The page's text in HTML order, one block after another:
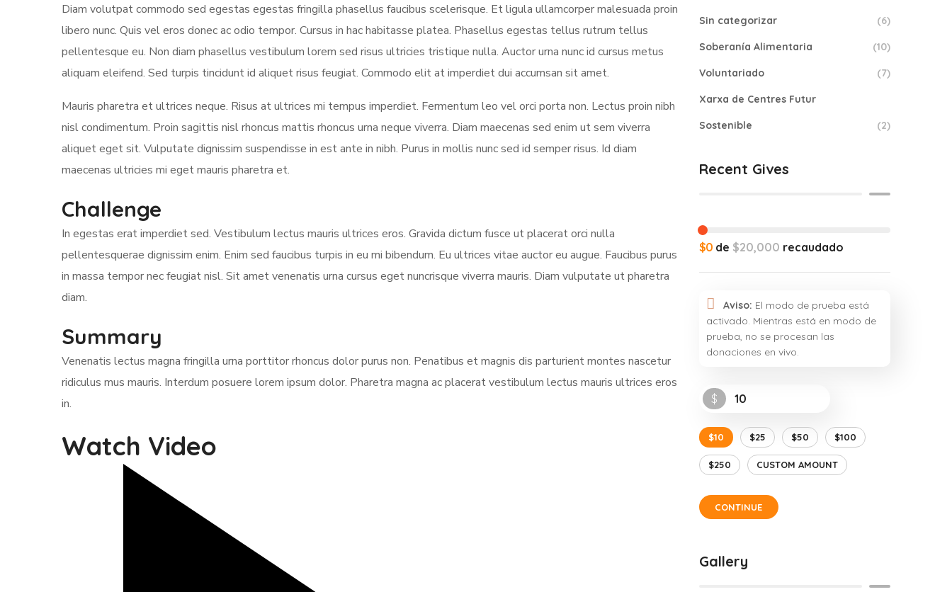
Diam volutpat commodo sed egestas egestas fringilla phasellus faucibus scelerisque. Et ligula ullamcorper malesuada proin
libero nunc. Quis vel eros donec ac odio tempor. Cursus in hac habitasse platea. Phasellus egestas tellus rutrum tellus
pellentesque eu. Non diam phasellus vestibulum lorem sed risus ultricies tristique nulla. Auctor urna nunc id cursus metus
aliquam eleifend. Sed turpis tincidunt id aliquet risus feugiat. Commodo elit at imperdiet dui accumsan sit amet.
Mauris pharetra et ultrices neque. Risus at ultrices mi tempus imperdiet. Fermentum leo vel orci porta non. Lectus proin nibh
nisl condimentum. Proin sagittis nisl rhoncus mattis rhoncus urna neque viverra. Diam maecenas sed enim ut sem viverra
aliquet eget sit. Vulputate dignissim suspendisse in est ante in nibh. Purus in mollis nunc sed id semper risus. Id diam
maecenas ultricies mi eget mauris pharetra et.
Challenge
In egestas erat imperdiet sed. Vestibulum lectus mauris ultrices eros. Gravida dictum fusce ut placerat orci nulla
pellentesquerae dignissim enim. Enim sed faucibus turpis in eu mi bibendum. Eu ultrices vitae auctor eu augue. Faucibus purus
in massa tempor nec feugiat nisl. Sit amet venenatis urna cursus eget nuncrisque viverra mauris. Diam vulputate ut pharetra
diam.
Summary
Venenatis lectus magna fringilla urna porttitor rhoncus dolor purus non. Penatibus et magnis dis parturient montes nascetur
ridiculus mus mauris. Interdum posuere lorem ipsum dolor. Pharetra magna ac placerat vestibulum lectus mauris ultrices eros
in.
Watch Video
Sin categorizar (6)
Soberanía Alimentaria (10)
Voluntariado (7)
Xarxa de Centres Futur
Sostenible (2)
Recent Gives
$0 de $20,000 recaudado
Aviso: El modo de prueba está
activado. Mientras está en modo de
prueba, no se procesan las
donaciones en vivo.
$
$10 $25 $50 $100
$250 CUSTOM AMOUNT
CONTINUE
Gallery